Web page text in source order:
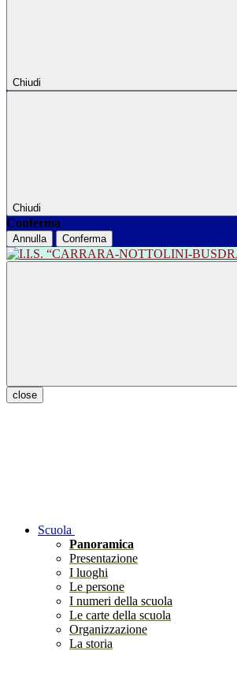
Chiudi
Chiudi
Conferma
Annulla Conferma
close
Scuola
Panoramica
Presentazione
I luoghi
Le persone
I numeri della scuola
Le carte della scuola
Organizzazione
La storia